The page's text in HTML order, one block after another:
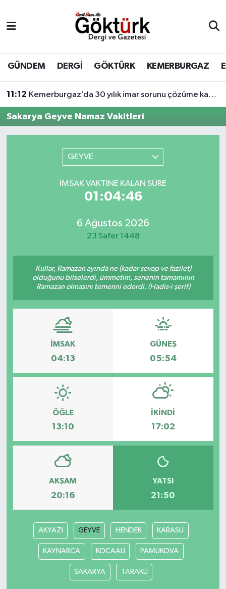
GÜNDEM DERGİ GÖKTÜRK KEMERBURGAZ
11:12 Kemerburgaz’da 30 yılık imar sorunu çözüme kavuşuyor
Sakarya Geyve Namaz Vakitleri
GEYVE
İMSAK VAKTINE KALAN SÜRE
01:04:46
6 Ağustos 2026
23 Safer 1448
Kullar, Ramazan ayında ne (kadar sevap ve fazilet)
olduğunu bilselerdi, ümmetim, senenin tamamının
Ramazan olmasını temenni ederdi. (Hadis-i şerif)
İMSAK
04:13
GÜNEŞ
05:54
ÖĞLE
13:10
İKINDI
17:02
AKŞAM
20:16
YATSI
21:50
AKYAZI GEYVE HENDEK KARASU
KAYNARCA KOCAALİ PAMUKOVA
SAKARYA TARAKLI
BİLİM
DERGİ
DÜNYA
EKONOMİ
KÜLTÜR - SANAT
ÖZEL HABER
SAĞLIK
SPOR
TEKNOLOJİ
TİCARET
Eyüpsultan Hava Durumu
Eyüpsultan Trafik Yoğunluk Haritası
Süper Lig Puan Durumu ve Fikstür
Tüm Manşetler
Haber Arşivi